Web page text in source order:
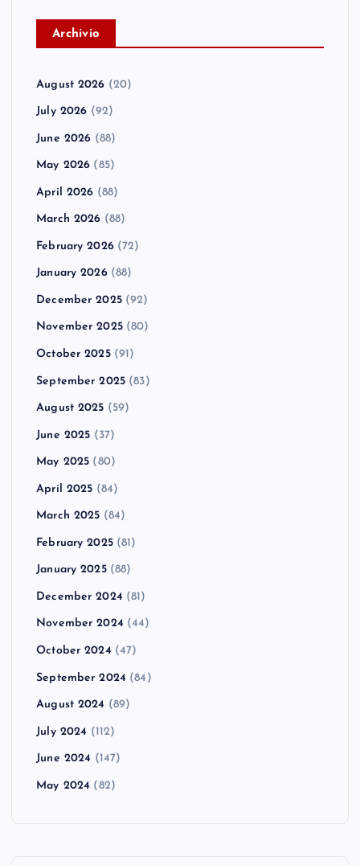
Archivio
August 2026 (20)
July 2026 (92)
June 2026 (88)
May 2026 (85)
April 2026 (88)
March 2026 (88)
February 2026(72)
January 2026(88)
December 2025(92)
November 2025(80)
October 2025(91)
September 2025 (83)
August 2025 (59)
June 2025 (37)
May 2025 (80)
April 2025 (84)
March 2025 (84)
February 2025(81)
January 2025(88)
December 2024 (81)
November 2024 (44)
October 2024 (47)
September 2024 (84)
August 2024 (89)
July 2024 (112)
June 2024 (147)
May 2024 (82)